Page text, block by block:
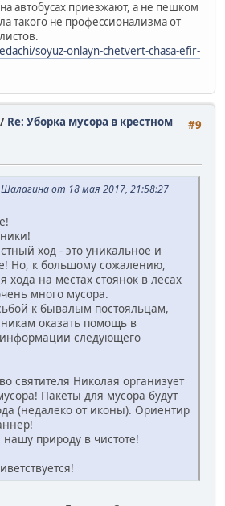
автобусах приезжают, а не пешком
такого не профессионализма от
soyuz-onlayn-chetvert-chasa-efir-
#9
/ Re: Уборка мусора в крестном
от 18 мая 2017, 21:58:27
ход - это уникальное и
Но, к большому сожалению,
хода на местах стоянок в лесах
много мусора.
к бывалым постояльцам,
оказать помощь в
следующего
святителя Николая организует
Пакеты для мусора будут
(недалеко от иконы). Ориентир
природу в чистоте!